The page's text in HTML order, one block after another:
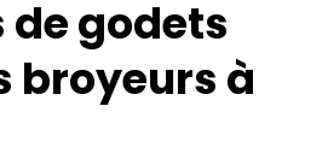
de godets
broyeurs à